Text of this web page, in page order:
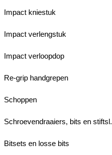
Impact kniestuk
Impact verlengstuk
Impact verloopdop
Re-grip handgrepen
Schoppen
Schroevendraaiers, bits en stiftsl.
Bitsets en losse bits